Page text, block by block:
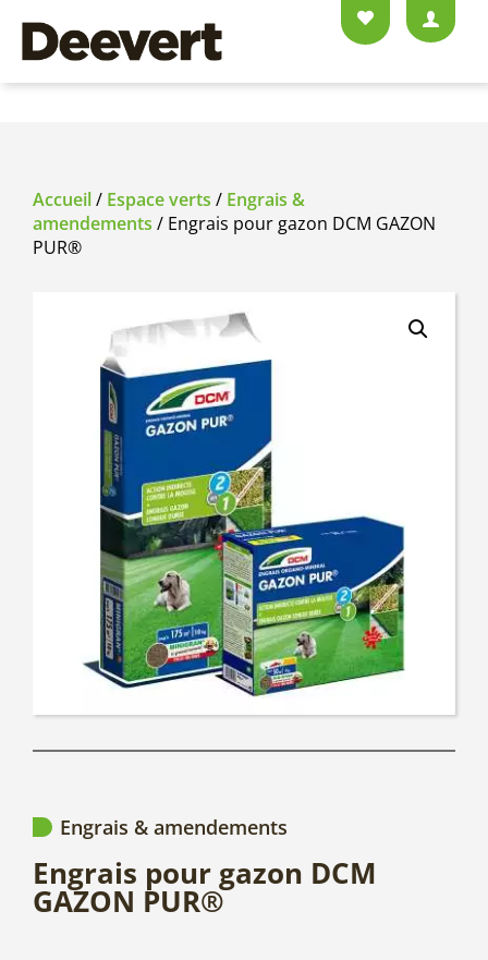
Accueil/ Espace verts / Engrais &
amendements / Engrais pour gazon DCM GAZON
PUR®
Engrais & amendements
Engrais pour gazon DCM
GAZON PUR®